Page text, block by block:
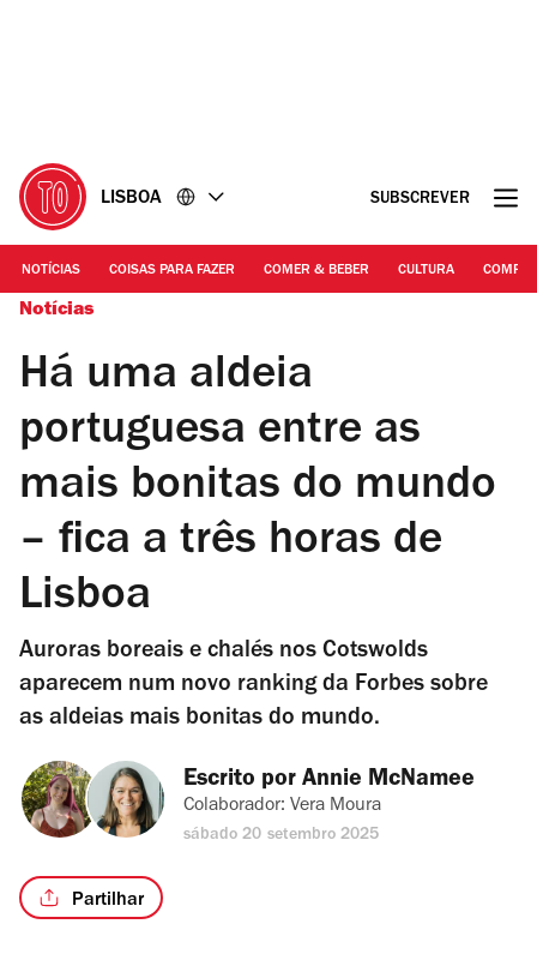
LISBOA SUBSCREVER
NOTÍCIAS COISAS PARA FAZER COMER & BEBER CULTURA
Notícias
Há uma aldeia
portuguesa entre as
mais bonitas do mundo
– fica a três horas de
Lisboa
Auroras boreais e chalés nos Cotswolds
aparecem num novo ranking da Forbes sobre
as aldeias mais bonitas do mundo.
Escrito por Annie McNamee
Colaborador: Vera Moura
sábado 20 setembro 2025
Partilhar